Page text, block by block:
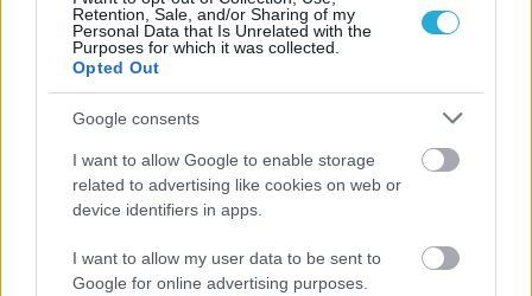
Retention, Sale, and/or Sharing of my
Personal Data that Is Unrelated with the
Purposes for which it was collected.
Opted Out
Google consents
I want to allow Google to enable storage
related to advertising like cookies on web or
device identifiers in apps.
I want to allow my user data to be sent to
Google for online advertising purposes.
ΡΟΗ ΕΙΔΗΣΕΩΝ
07/08/2026
«Αντίο» με ήττα για τις διεθνείς μας στο τουρνουά του
Ουρμπίνο
06/08/2026